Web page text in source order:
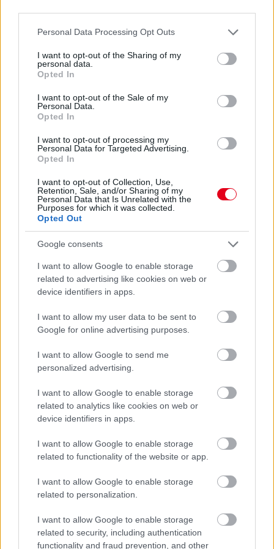
Please note that this website/app uses one or more Google
not limited to your visit or usage behaviour. You may click to
grant or deny consent to Google and its third-party tags to
use your data for below specified purposes in below Google
consent section.
Personal Data Processing Opt Outs
I want to opt-out of the Sharing of my
personal data.
Opted In
I want to opt-out of the Sale of my
Personal Data.
Opted In
I want to opt-out of processing my
Personal Data for Targeted Advertising.
Opted In
I want to opt-out of Collection, Use,
Retention, Sale, and/or Sharing of my
Personal Data that Is Unrelated with the
Purposes for which it was collected.
Opted Out
Google consents
I want to allow Google to enable storage
related to advertising like cookies on web or
device identifiers in apps.
I want to allow my user data to be sent to
Google for online advertising purposes.
I want to allow Google to send me
personalized advertising.
I want to allow Google to enable storage
related to analytics like cookies on web or
device identifiers in apps.
I want to allow Google to enable storage
related to functionality of the website or app.
I want to allow Google to enable storage
related to personalization.
I want to allow Google to enable storage
related to security, including authentication
functionality and fraud prevention, and other
Higiéniai támogatással segíti a Macskaárvaház
Alapítvány munkáját a Peugeot robogók
importőre
Hallgasd meg a Formula Podcast
legfrissebb adását!
Kövess minket a Facebookon
Parc Fermé
3 órája